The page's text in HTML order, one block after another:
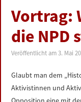
BUNDESTAG
PRESSE
ZUR PERSON
Vortrag:
die NPD
Veröffentlicht am3. Mai
Glaubt man dem
Aktivistinnen und